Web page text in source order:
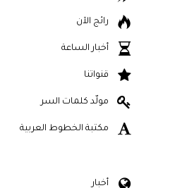
رائج الآن
أخبار الساعة
قنواتنا
مولّد كلمات السر
مكتبة الخطوط العربية
أخبار